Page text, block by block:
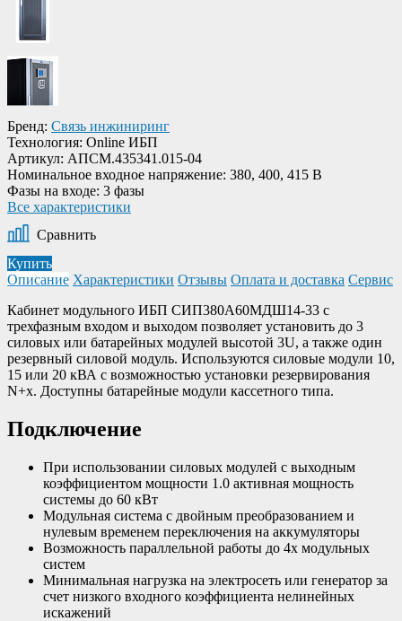
Бренд: Связь инжиниринг
Технология: Online ИБП
Артикул: АПСМ.435341.015-04
Номинальное входное напряжение: 380, 400, 415 В
Фазы на входе: 3 фазы
Все характеристики
Сравнить
Купить
Описание Характеристики Отзывы Оплата и доставка Сервис
Кабинет модульного ИБП СИП380А60МДШ14-33 с
трехфазным входом и выходом позволяет установить до 3
силовых или батарейных модулей высотой 3U, а также один
резервный силовой модуль. Используются силовые модули 10,
15 или 20 кВА с возможностью установки резервирования
N+х. Доступны батарейные модули кассетного типа.
Подключение
При использовании силовых модулей с выходным
коэффициентом мощности 1.0 активная мощность
системы до 60 кВт
Модульная система с двойным преобразованием и
нулевым временем переключения на аккумуляторы
Возможность параллельной работы до 4х модульных
систем
Минимальная нагрузка на электросеть или генератор за
счет низкого входного коэффициента нелинейных
искажений